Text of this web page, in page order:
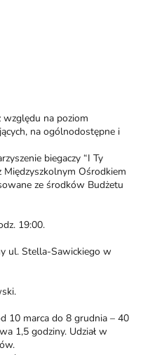
względu na poziom
na ogólnodostępne i
biegaczy “I Ty
Międzyszkolnym Ośrodkiem
ze środków Budżetu
19:00.
ul. Stella-Sawickiego w
10 marca do 8 grudnia – 40
1,5 godziny. Udział w